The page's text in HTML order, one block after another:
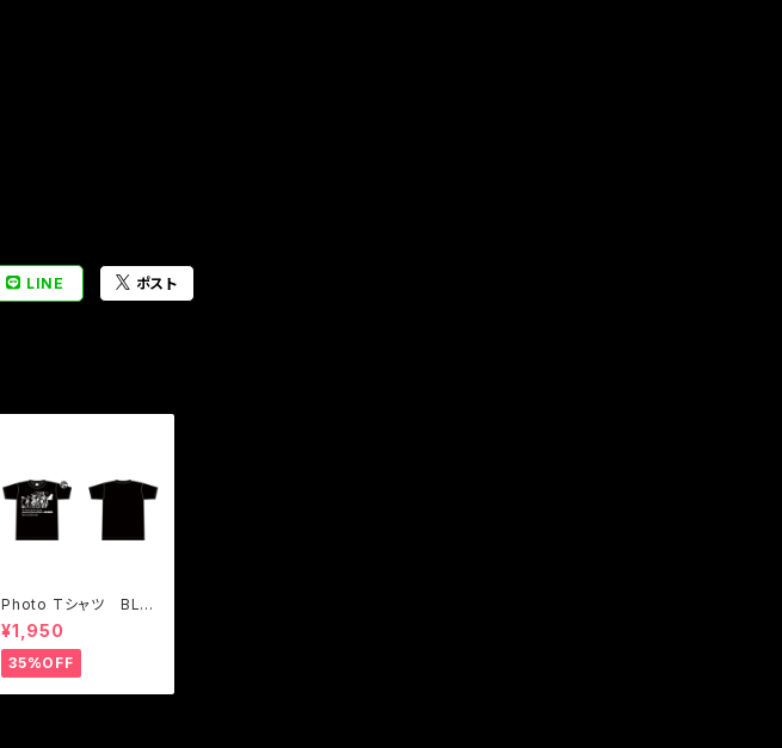
LINE ポスト
Photo Tシャツ BLA
CK/WHITE
¥1,950
35%OFF